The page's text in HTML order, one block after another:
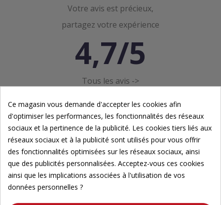
Votre avis est précieux,
partagez votre expérience
4,7/5
Tous les avis ->
Newsletter
Inscrivez-vous à notre newsletter pour suivre nos
Ce magasin vous demande d'accepter les cookies afin
d'optimiser les performances, les fonctionnalités des réseaux
sociaux et la pertinence de la publicité. Les cookies tiers liés aux
réseaux sociaux et à la publicité sont utilisés pour vous offrir
des fonctionnalités optimisées sur les réseaux sociaux, ainsi
que des publicités personnalisées. Acceptez-vous ces cookies
ainsi que les implications associées à l'utilisation de vos
données personnelles ?